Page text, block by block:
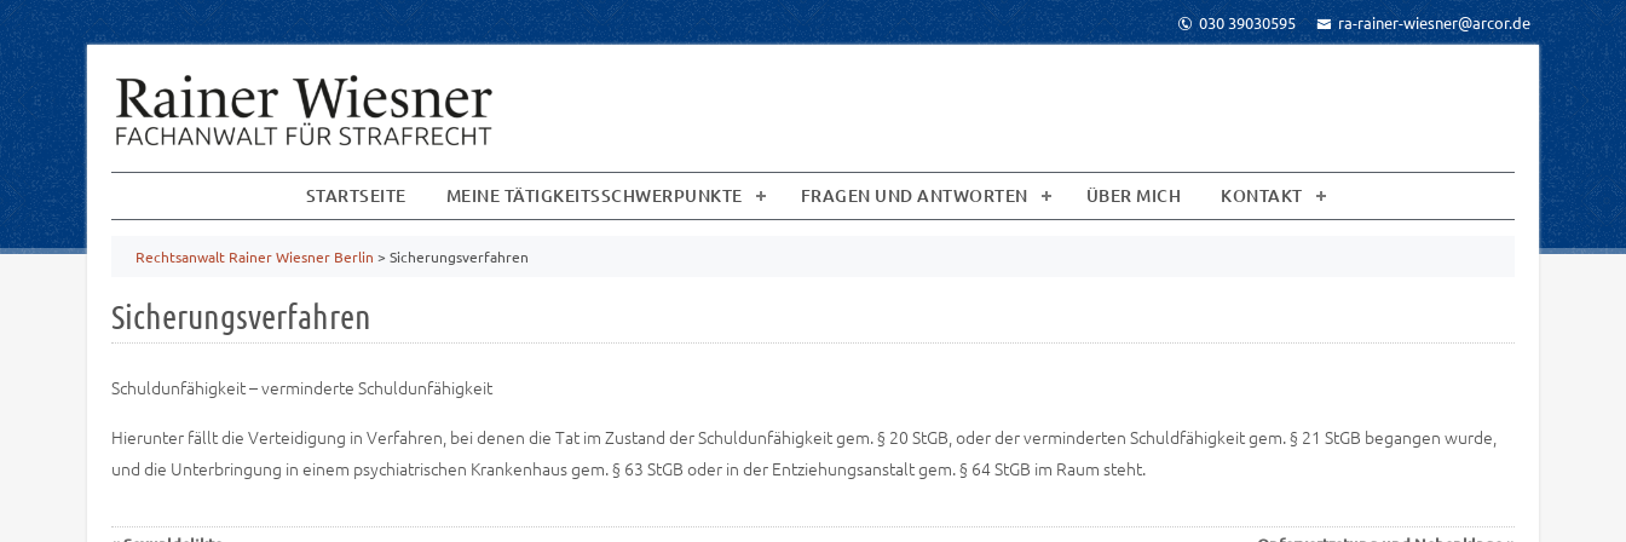
030 39030595 ra-rainer-wiesner@arcor.de
STARTSEITE MEINE TÄTIGKEITSSCHWERPUNKTE FRAGEN UND ANTWORTEN ÜBER MICH KONTAKT
Rechtsanwalt Rainer Wiesner Berlin > Sicherungsverfahren
Sicherungsverfahren
Schuldunfähigkeit – verminderte Schuldunfähigkeit
Hierunter fällt die Verteidigung in Verfahren, bei denen die Tat im Zustand der Schuldunfähigkeit gem. § 20 StGB, oder der verminderten Schuldfähigkeit gem. § 21 StGB begangen wurde,
und die Unterbringung in einem psychiatrischen Krankenhaus gem. § 63 StGB oder in der Entziehungsanstalt gem. § 64 StGB im Raum steht.